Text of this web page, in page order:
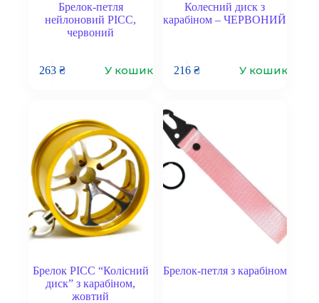
Брелок-петля
нейлоновий PICC,
червоний
263₴ У кошик
Колесний диск з
карабіном – ЧЕРВОНИЙ
216 ₴ У кошик
Брелок PICC “Колісний
диск” з карабіном,
жовтий
Брелок-петля з карабіном